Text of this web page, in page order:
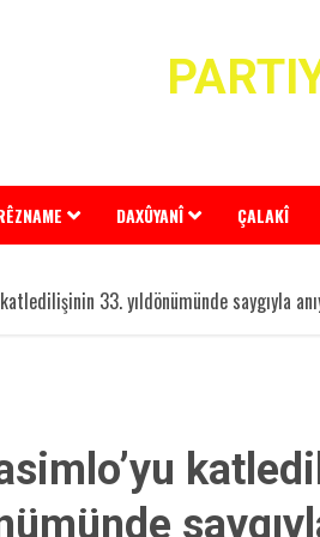
DAXÛYANÎ ÇALAKÎ
33. yıldönümünde saygıyla